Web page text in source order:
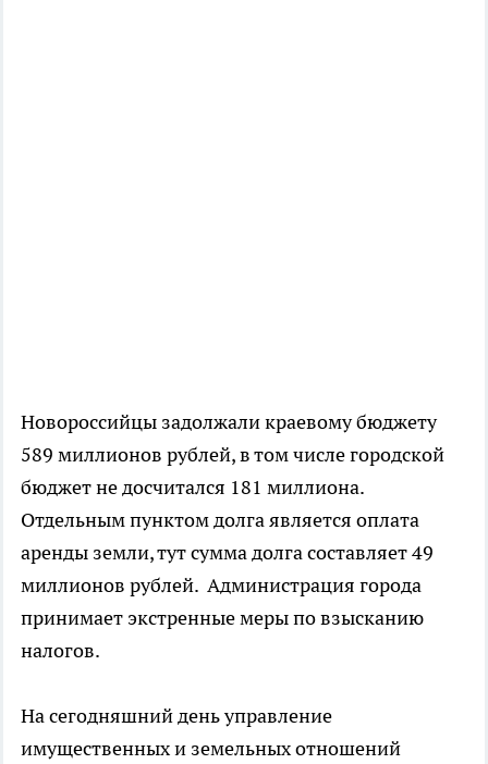
Новороссийцы задолжали краевому бюджету
589 миллионов рублей, в том числе городской
бюджет не досчитался 181 миллиона.
Отдельным пунктом долга является оплата
аренды земли, тут сумма долга составляет 49
миллионов рублей. Администрация города
принимает экстренные меры по взысканию
налогов.
На сегодняшний день управление
имущественных и земельных отношений